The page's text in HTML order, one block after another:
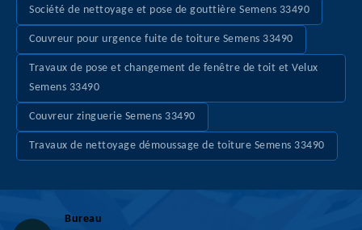
Société de nettoyage et pose de gouttière Semens 33490
Couvreur pour urgence fuite de toiture Semens 33490
Travaux de pose et changement de fenêtre de toit et Velux
Semens 33490
Couvreur zinguerie Semens 33490
Travaux de nettoyage démoussage de toiture Semens 33490
Bureau